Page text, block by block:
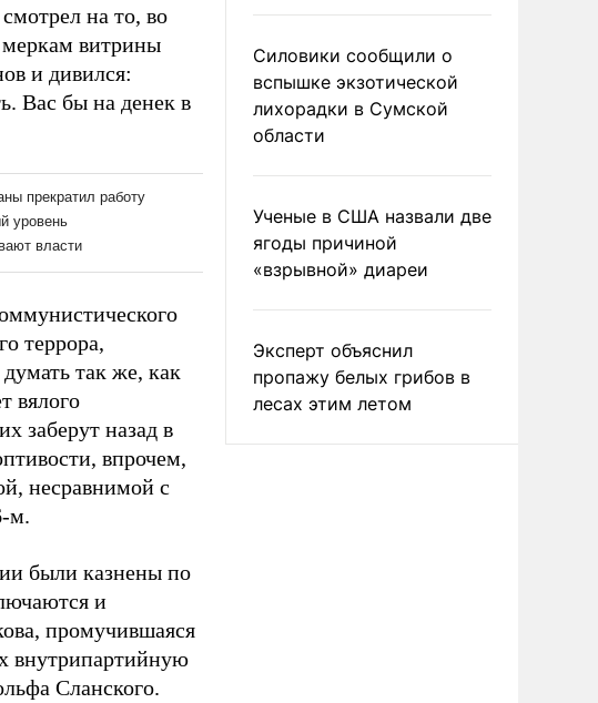
на то, во
витрины
и дивился:
Вас бы на денек в
террора,
так же, как
вялого
заберут назад в
впрочем,
несравнимой с
м.
были казнены по
и
промучившаяся
внутрипартийную
Сланского.
Силовики сообщили о
вспышке экзотической
лихорадки в Сумской
области
Ученые в США назвали две
ягоды причиной
«взрывной» диареи
Эксперт объяснил
пропажу белых грибов в
лесах этим летом